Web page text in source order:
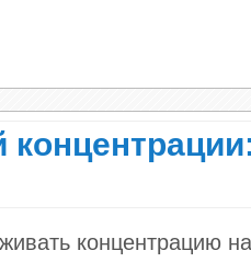
концентрацию